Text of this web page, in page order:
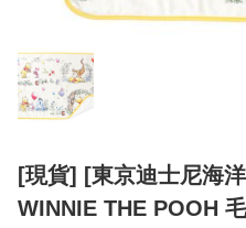
[現貨] [東京迪士尼海
WINNIE THE POOH